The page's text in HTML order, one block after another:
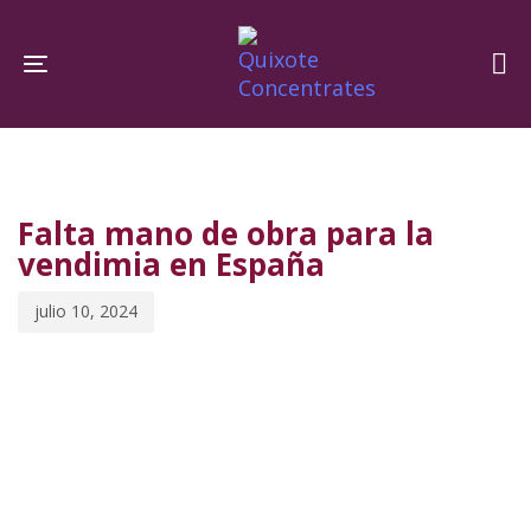
links
navigation
content
Toggle navigation
Falta mano de obra para la
vendimia en España
julio 10, 2024